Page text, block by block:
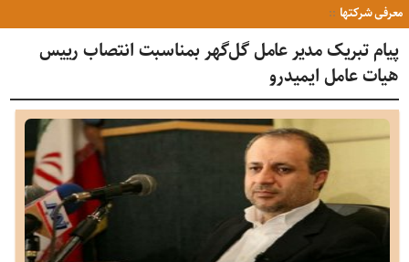
معرفی شرکتها
پیام تبریک مدیر عامل گل‌گهر بمناسبت انتصاب رییس
هیات عامل ایمیدرو